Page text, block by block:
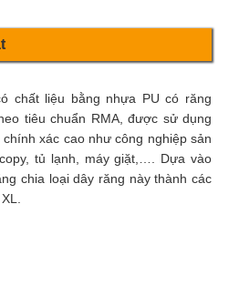
chất liệu bằng nhựa PU có răng
tiêu chuẩn RMA, được sử dụng
xác cao như công nghiệp sản
tủ lạnh, máy giặt,…. Dựa vào
chia loại dây răng này thành các